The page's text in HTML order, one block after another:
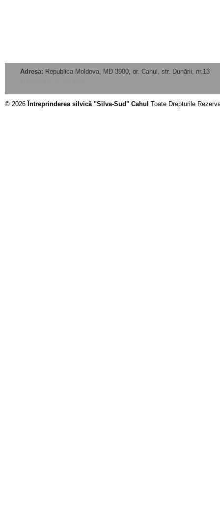
Adresa: Republica Moldova, MD 3900, or. Cahul, str. Dunării, nr.13
© 2026 Întreprinderea silvică "Silva-Sud" Cahul Toate Drepturile